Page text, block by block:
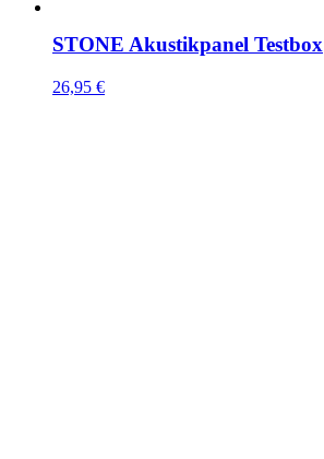
STONE Akustikpanel Testbox
26,95 €